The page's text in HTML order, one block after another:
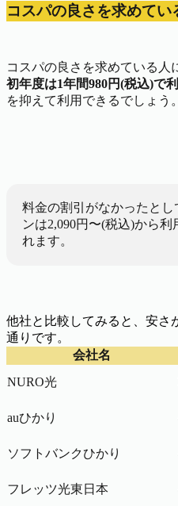
コスパの良さを求めてい
コスパの良さを求めている人
初年度は1年間980円(税込)で
を抑えて利用できるでしょう。
料金の割引がなかったと
ンは2,090円〜(税込)から
れます。
他社と比較してみると、安さ
通りです。
会社名
NURO光
auひかり
ソフトバンクひかり
フレッツ光東日本